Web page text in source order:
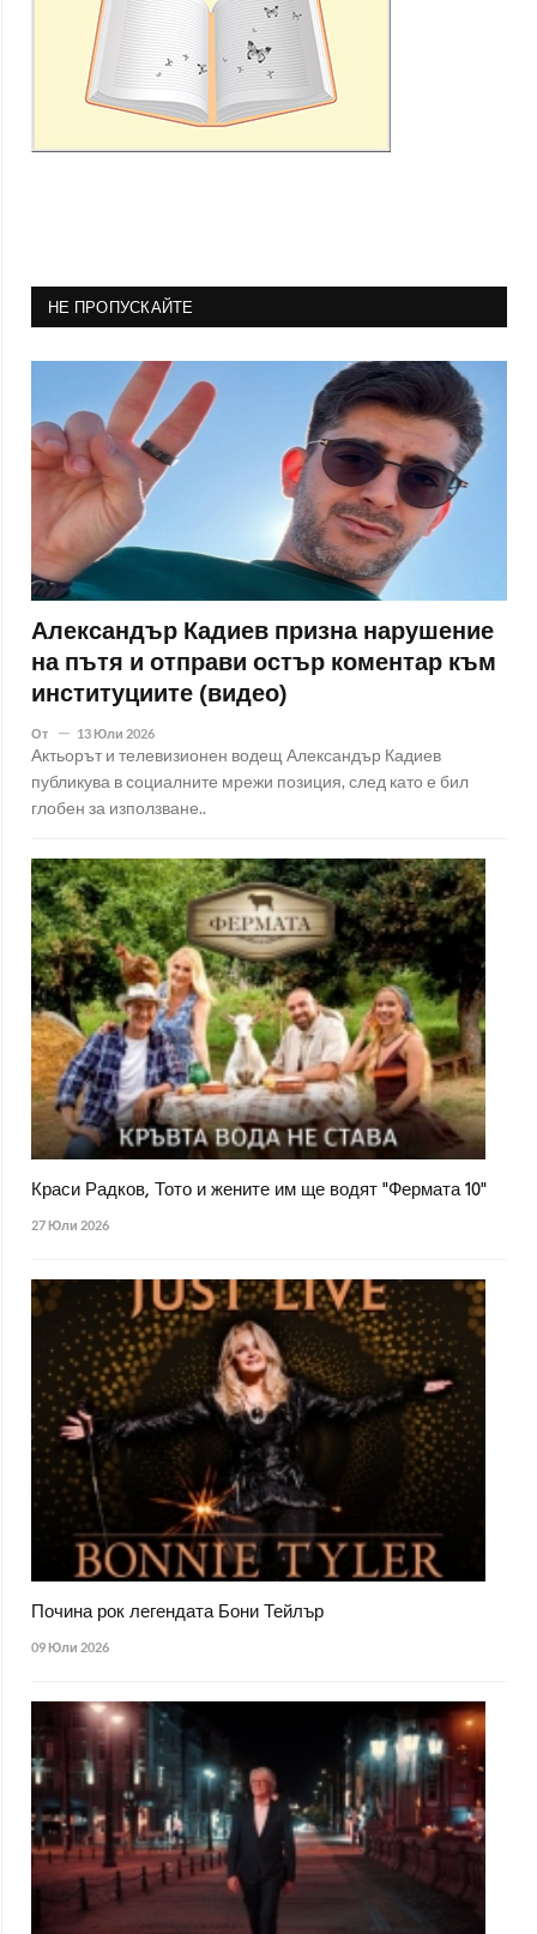
НЕ ПРОПУСКАЙТЕ
Александър Кадиев призна нарушение
на пътя и отправи остър коментар към
институциите (видео)
От 13 Юли 2026
Актьорът и телевизионен водещ Александър Кадиев
публикува в социалните мрежи позиция, след като е бил
глобен за използване..
Краси Радков, Тото и жените им ще водят "Фермата 10"
27 Юли 2026
Почина рок легендата Бони Тейлър
09 Юли 2026